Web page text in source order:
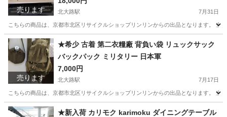
売ります 北大路駅 7月31日
こちらの商品は、京都市北区リサイクルショップリンリンからの出品となります。
京都 京都市 北大路駅 家具 ビルトイン
売ります
★希少 古着 第二衣糧廠 背負い袋 リュックサック
バックパック ミリタリー 日本軍
7,000円
北大路駅 7月17日
こちらの商品は、京都市北区リサイクルショップリンリンからの出品となります。
京都 京都市 北大路駅 靴/バッグ
★新入荷 カリモク karimoku ダイニングテーブル